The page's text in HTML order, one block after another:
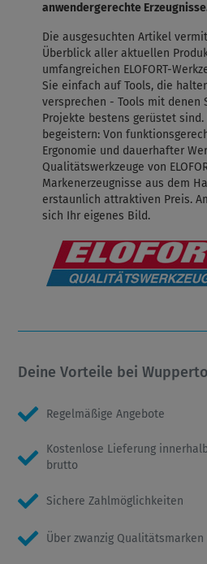
anwendergerechte
Die ausgesuchten Artikel
Überblick aller aktuellen
umfangreichen ELOFORT-
Sie einfach auf Tools, die
versprechen - Tools mit denen
Projekte bestens gerüstet sind.
begeistern: Von
Ergonomie und dauerhafter
Qualitätswerkzeuge von
Markenerzeugnisse aus dem
erstaunlich attraktiven Preis.
sich Ihr eigenes Bild.
Deine Vorteile bei
Regelmäßige Angebote
Kostenlose Lieferung
brutto
Sichere Zahlmöglichkeiten
Über zwanzig Qualitätsmarken